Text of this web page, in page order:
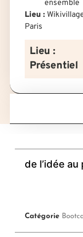
ensemble
Lieu :
Paris
Lieu :
Présentiel
de l’idée
Catégorie